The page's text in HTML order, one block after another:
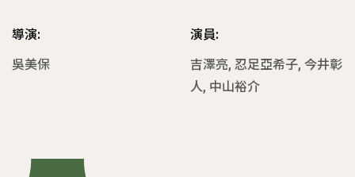
導演:
吳美保
演員:
吉澤亮, 忍足亞希子, 今井彰
人, 中山裕介